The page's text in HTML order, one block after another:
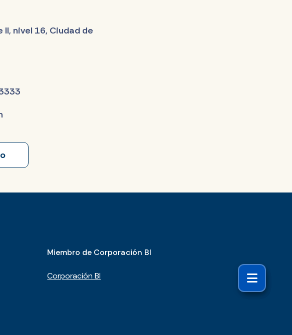
nivel 16, Ciudad de
Miembro de Corporación BI
Corporación BI